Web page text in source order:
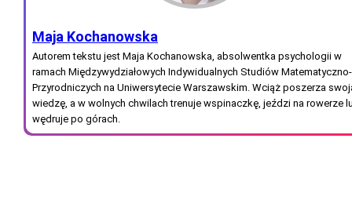
Maja Kochanowska
Autorem tekstu jest Maja Kochanowska, absolwentka psychologii w
ramach Międzywydziałowych Indywidualnych Studiów Matematyczno-
Przyrodniczych na Uniwersytecie Warszawskim. Wciąż poszerza
wiedzę, a w wolnych chwilach trenuje wspinaczkę, jeździ na rowerze
wędruje po górach.